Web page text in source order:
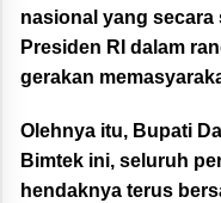
nasional yang
Presiden RI dalam
gerakan
Olehnya itu, Bupati
Bimtek ini, seluruh
hendaknya terus